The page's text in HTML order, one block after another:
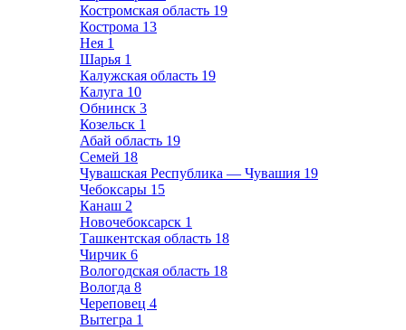
Костромская область 19
Кострома 13
Нея 1
Шарья 1
Калужская область 19
Калуга 10
Обнинск 3
Козельск 1
Абай область 19
Семей 18
Чувашская Республика — Чувашия 19
Чебоксары 15
Канаш 2
Новочебоксарск 1
Ташкентская область 18
Чирчик 6
Вологодская область 18
Вологда 8
Череповец 4
Вытегра 1